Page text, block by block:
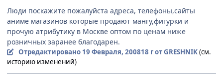
Люди поскажите пожалуйста адреса, телефоны,сайты
аниме магазинов которые продают мангу,фигурки и
прочую атрибутику в Москве оптом по ценам ниже
розничных заранее благодарен.
Отредактировано 19 Февраля, 200818 гот GRESHNIK(см.
историю изменений)